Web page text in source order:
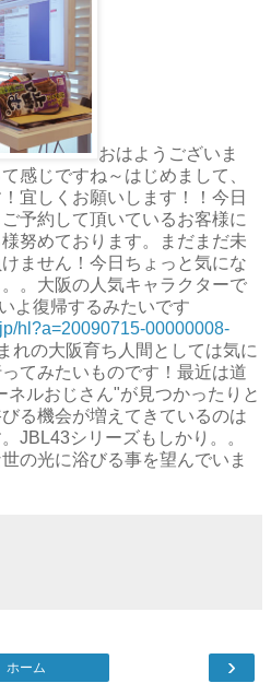
おはようございま
感じですね～はじめまして、
宜しくお願いします！！今日
予約して頂いているお客様に
努めております。まだまだ未
ません！今日ちょっと気にな
。大阪の人気キャラクターで
よ復帰するみたいです
hl?a=20090715-00000008-
れの大阪育ち人間としては気に
てみたいものです！最近は道
ルおじさん"が見つかったりと
る機会が増えてきているのは
JBL43シリーズもしかり。。
の光に浴びる事を望んでいま
›
ホーム